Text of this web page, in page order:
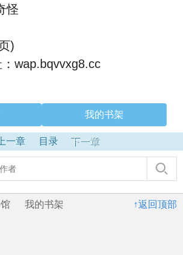
怪
)
wap.bqvvxg8.cc
我的书架
上一章 目录 下一章
↑返回顶部
我的书架